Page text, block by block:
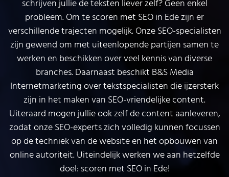
schrijven jullie de teksten liever zelf? Geen enkel
probleem. Om te scoren met SEO in Ede zijn er
verschillende trajecten mogelijk. Onze SEO-specialisten
zijn gewend om met uiteenlopende partijen samen te
werken en beschikken over veel kennis van diverse
branches. Daarnaast beschikt B&S Media
Internetmarketing over tekstspecialisten die ijzersterk
zijn in het maken van SEO-vriendelijke content.
Uiteraard mogen jullie ook zelf de content aanleveren,
zodat onze SEO-experts zich volledig kunnen focussen
op de techniek van de website en het opbouwen van
online autoriteit. Uiteindelijk werken we aan hetzelfde
doel: scoren met SEO in Ede!